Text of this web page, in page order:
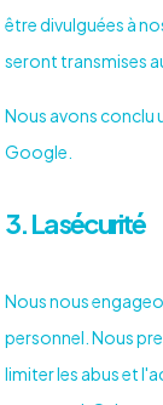
être divulguées à
seront transmises
Nous avons conclu
Google.
3. La sécurité
Nous nous
personnel. Nous
limiter les abus et